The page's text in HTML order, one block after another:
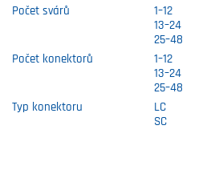
Počet svárů
1–12
13–24
25–48
Počet konektorů
1–12
13–24
25–48
Typ konektoru
LC
SC